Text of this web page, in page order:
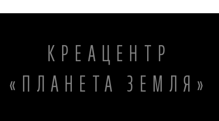
КРЕАЦЕНТР
«ПЛАНЕТА ЗЕМЛЯ»